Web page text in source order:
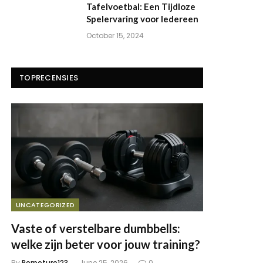
Tafelvoetbal: Een Tijdloze
Spelervaring voor Iedereen
October 15, 2024
TOPRECENSIES
UNCATEGORIZED
Vaste of verstelbare dumbbells:
welke zijn beter voor jouw training?